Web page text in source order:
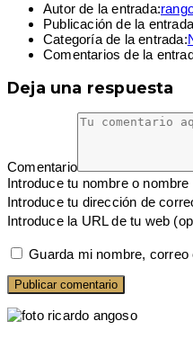
Autor de la entrada:
Publicación de la
Categoría de la entrada:
Comentarios de la
Deja una respuesta
Comentario
Introduce tu nombre o
Introduce tu dirección de
Introduce la URL de tu web
Guarda mi nombre,